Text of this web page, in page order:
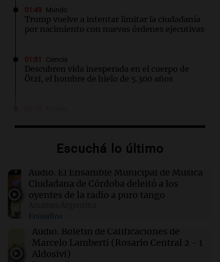
01:49 Mundo
Trump vuelve a intentar limitar la ciudadanía
por nacimiento con nuevas órdenes ejecutivas
01:31 Ciencia
Descubren vida inesperada en el cuerpo de
Ötzi, el hombre de hielo de 5.300 años
escuelas y actividades turísticas en varias
00:32 Clima
Clima en Salta: cómo estará el tiempo este
sábado 8 de agosto
00:27 Clima
Clima en Tucumán: cómo estará el tiempo
este sábado 8 de agosto
Escuchá lo último
Audio. El Ensamble Municipal de Música
Ciudadana de Córdoba deleitó a los
oyentes de la radio a puro tango
Episodios
Audio. Boletín de Calificaciones de
Marcelo Lamberti (Rosario Central 2 - 1
Aldosivi)